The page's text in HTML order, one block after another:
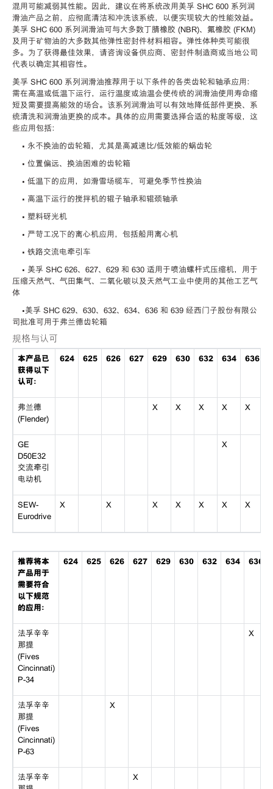
混用可能减弱其性能。因此，建议在将系统改用美孚 SHC 600 系列润
滑油产品之前，应彻底清洁和冲洗该系统，以便实现较大的性能效益。
美孚 SHC 600 系列润滑油可与大多数丁腈橡胶 (NBR)、氟橡胶 (FKM)
及用于矿物油的大多数其他弹性密封件材料相容。弹性体种类可能很
多。为了获得最佳效果，请咨询设备供应商、密封件制造商或当地公司
代表以确定其相容性。
美孚 SHC 600 系列润滑油推荐用于以下条件的各类齿轮和轴承应用：
需在高温或低温下运行，运行温度或油温会使传统的润滑油使用寿命缩
短及需要提高能效的场合。该系列润滑油可以有效地降低部件更换、系
统清洗和润滑油更换的成本。具体的应用需要选择合适的粘度等级，这
些应用包括：
• 永不换油的齿轮箱，尤其是高减速比/低效能的蜗齿轮
• 位置偏远、换油困难的齿轮箱
• 低温下的应用，如滑雪场缆车，可避免季节性换油
• 高温下运行的搅拌机的辊子轴承和辊颈轴承
• 塑料砑光机
• 严苛工况下的离心机应用，包括船用离心机
• 铁路交流电牵引车
• 美孚 SHC 626、627、629 和 630 适用于喷油螺杆式压缩机，用于
压缩天然气、气田集气、二氧化碳以及天然气工业中使用的其他工艺气
体
•美孚 SHC 629、630、632、634、636 和 639 经西门子股份有限公
司批准可用于弗兰德齿轮箱
规格与认可
本产品已
获得以下
认可：
624 625 626 627 629 630 632 634 636
弗兰德
(Flender)
X X X X X
GE
D50E32
交流牵引
电动机
X
SEW-
Eurodrive
X X X X X X X
推荐将本
产品用于
需要符合
以下规范
的应用：
624 625 626 627 629 630 632 634 636
法孚辛辛
那提
(Fives
Cincinnati)
P-34
X
法孚辛辛
那提
(Fives
Cincinnati)
P-63
X
法孚辛辛
X